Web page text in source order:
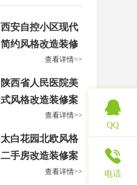
西安自控小区现代
简约风格改造装修
查看详情>>
陕西省人民医院美
式风格改造装修案
查看详情>>
太白花园北欧风格
二手房改造装修案
查看详情>>
QQ
电话